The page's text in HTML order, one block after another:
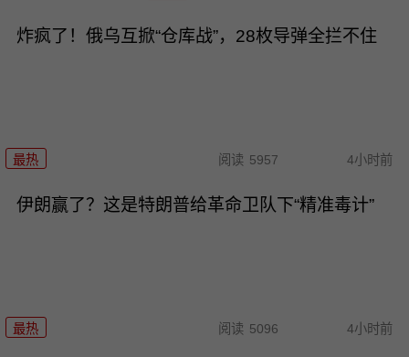
炸疯了！俄乌互掀“仓库战”，28枚导弹全拦不住
最热 阅读 5957 4小时前
伊朗赢了？这是特朗普给革命卫队下“精准毒计”
最热 阅读 5096 4小时前